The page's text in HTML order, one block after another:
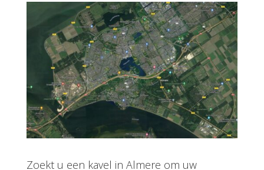
Zoekt u een kavel in Almere om uw